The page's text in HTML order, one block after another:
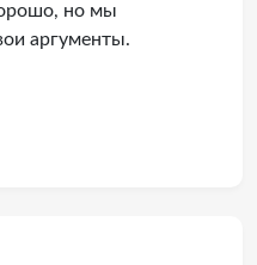
но мы
аргументы.